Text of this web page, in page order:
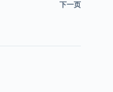
下一页